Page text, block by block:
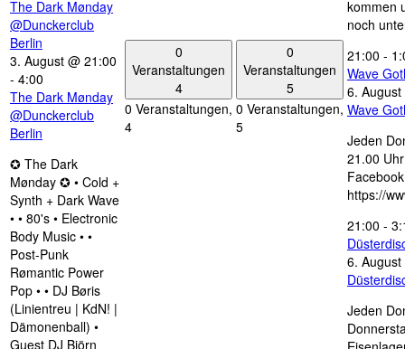
The Dark Mønday
@Dunckerclub
Berlin
3. August @ 21:00
- 4:00
The Dark Mønday
@Dunckerclub
Berlin
✪ The Dark
Mønday ✪ • Cold +
Synth + Dark Wave
• • 80's • Electronic
Body Music • •
Post-Punk
Rømantic Power
Pop • • DJ Børis
(Linientreu | KdN! |
Dämonenball) •
Guest DJ Björn
0
Veranstaltungen
4
0 Veranstaltungen,
4
0
Veranstaltungen
5
0 Veranstaltungen,
5
kommen
noch
21:00 -
Wave
6.
Wave
Jeden
21.00
https://
21:00 -
6.
Jeden